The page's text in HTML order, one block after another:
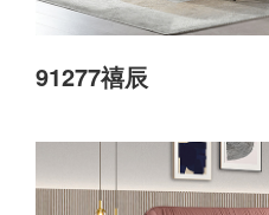
91277禧辰